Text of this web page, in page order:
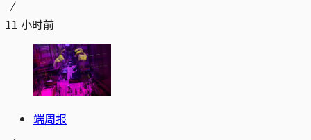
11 小时前
端周报